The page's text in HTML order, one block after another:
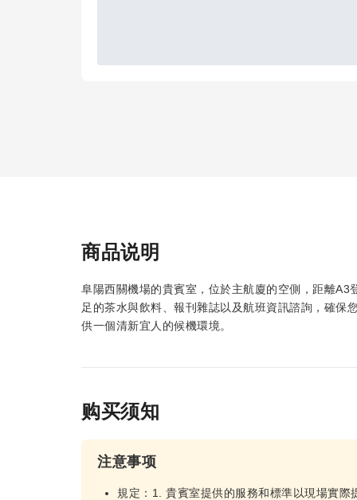
商品说明
阜陽西關機場的貴賓室，位於主航廈的空側，距離
足的茶水與飲料、報刊雜誌以及航班資訊諮詢，確保
供一個清新宜人的候機環境。
购买须知
注意事项
規定：1. 貴賓室提供的服務和標準以現場實